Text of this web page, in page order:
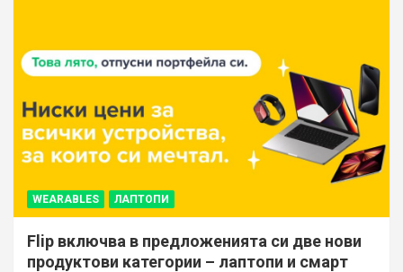
WEARABLES ЛАПТОПИ
Flip включва в предложенията си две нови
продуктови категории – лаптопи и смарт